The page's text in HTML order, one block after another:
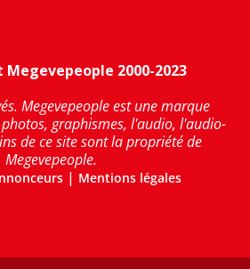
2000-2023
Megevepeople est une marque
photos, graphismes, l'audio, l'audio-
de ce site sont la propriété de
Megevepeople.
| Mentions légales